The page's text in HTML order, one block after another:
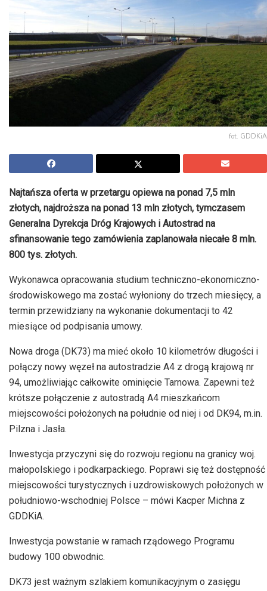
fot. GDDKiA
Najtańsza oferta w przetargu opiewa na ponad 7,5 mln
złotych, najdroższa na ponad 13 mln złotych, tymczasem
Generalna Dyrekcja Dróg Krajowych i Autostrad na
sfinansowanie tego zamówienia zaplanowała niecałe 8 mln.
800 tys. złotych.
Wykonawca opracowania studium techniczno-ekonomiczno-
środowiskowego ma zostać wyłoniony do trzech miesięcy, a
termin przewidziany na wykonanie dokumentacji to 42
miesiące od podpisania umowy.
Nowa droga (DK73) ma mieć około 10 kilometrów długości i
połączy nowy węzeł na autostradzie A4 z drogą krajową nr
94, umożliwiając całkowite ominięcie Tarnowa. Zapewni też
krótsze połączenie z autostradą A4 mieszkańcom
miejscowości położonych na południe od niej i od DK94, m.in.
Pilzna i Jasła.
Inwestycja przyczyni się do rozwoju regionu na granicy woj.
małopolskiego i podkarpackiego. Poprawi się też dostępność
miejscowości turystycznych i uzdrowiskowych położonych w
południowo-wschodniej Polsce – mówi Kacper Michna z
GDDKiA.
Inwestycja powstanie w ramach rządowego Programu
budowy 100 obwodnic.
DK73 jest ważnym szlakiem komunikacyjnym o zasięgu